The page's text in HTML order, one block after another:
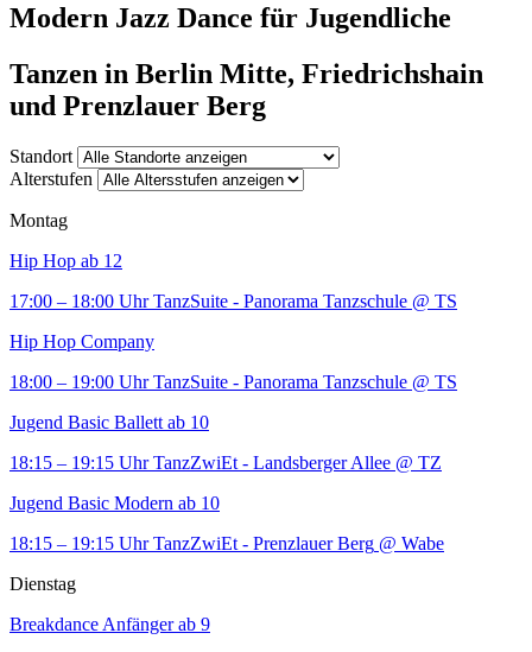
Modern Jazz Dance für Jugendliche
Tanzen in Berlin Mitte, Friedrichshain
und Prenzlauer Berg
Standort
Alterstufen
Montag
Hip Hop ab 12
17:00 – 18:00 Uhr TanzSuite - Panorama Tanzschule @ TS
Hip Hop Company
18:00 – 19:00 Uhr TanzSuite - Panorama Tanzschule @ TS
Jugend Basic Ballett ab 10
18:15 – 19:15 Uhr TanzZwiEt - Landsberger Allee @ TZ
Jugend Basic Modern ab 10
18:15 – 19:15 Uhr TanzZwiEt - Prenzlauer Berg @ Wabe
Dienstag
Breakdance Anfänger ab 9